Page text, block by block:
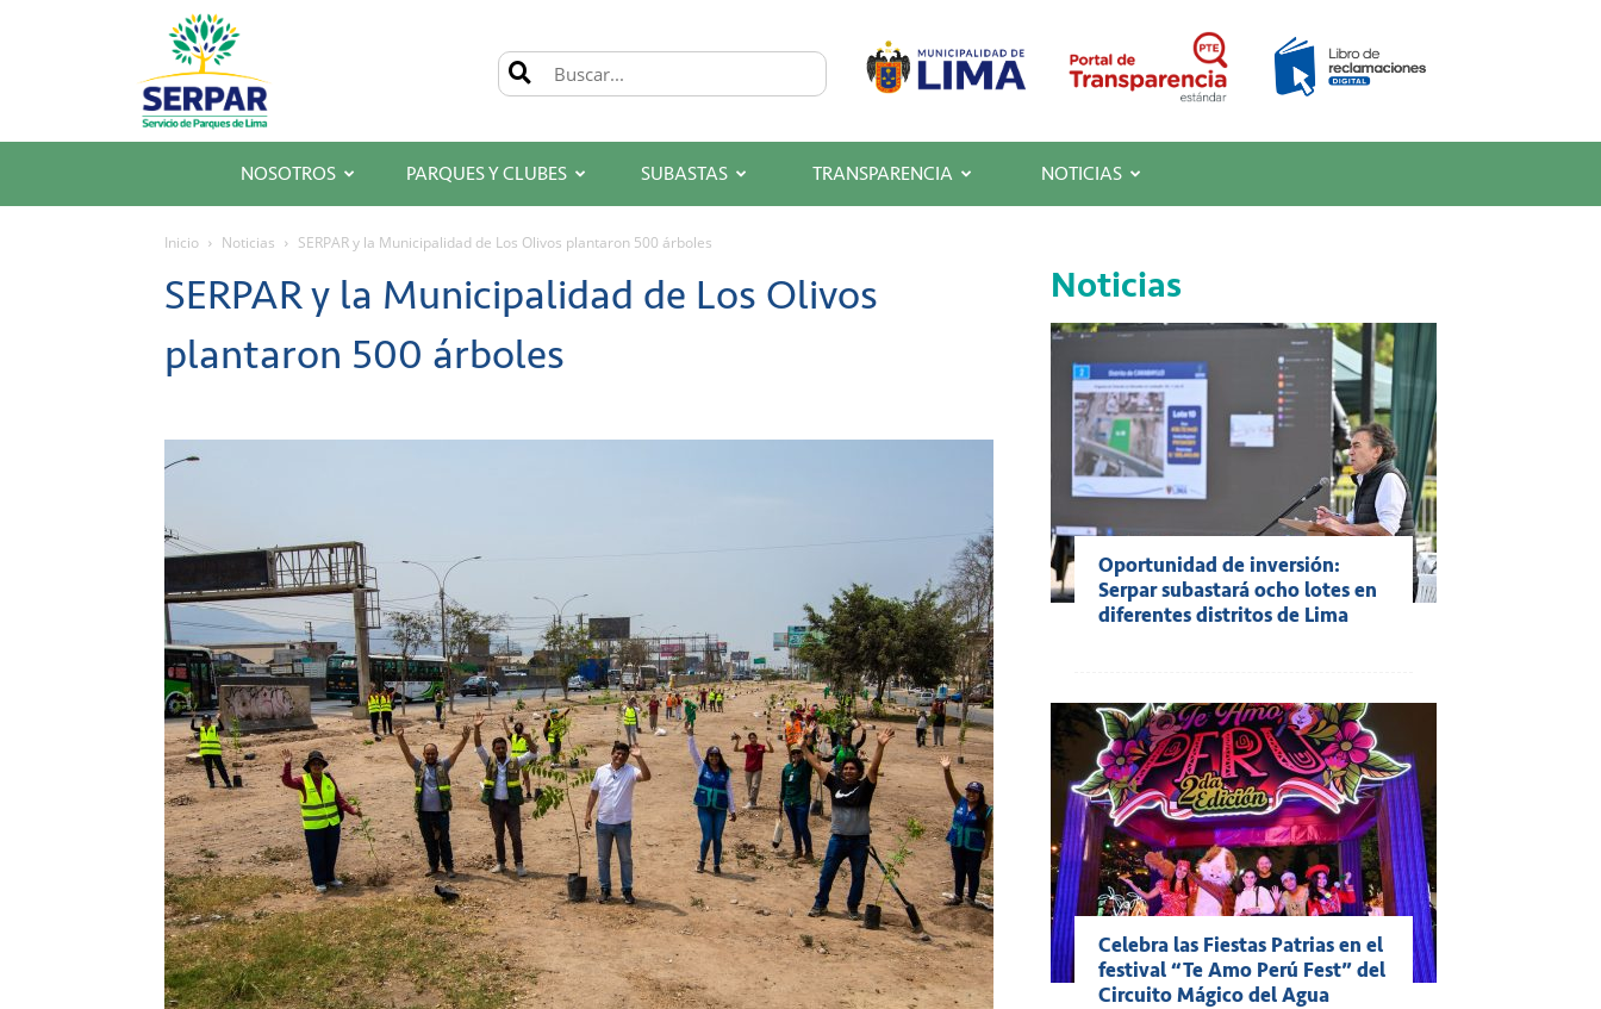
SERPAR
–
Servicio
de
Parques
de
NOSOTROS PARQUES Y CLUBES SUBASTAS TRANSPARENCIA NOTICIAS
Inicio Noticias SERPAR y la Municipalidad de Los Olivos plantaron 500 árboles
SERPAR y la Municipalidad de Los Olivos
plantaron 500 árboles
Noticias
Oportunidad de inversión:
Serpar subastará ocho lotes en
diferentes distritos de Lima
Celebra las Fiestas Patrias en el
festival “Te Amo Perú Fest” del
Circuito Mágico del Agua